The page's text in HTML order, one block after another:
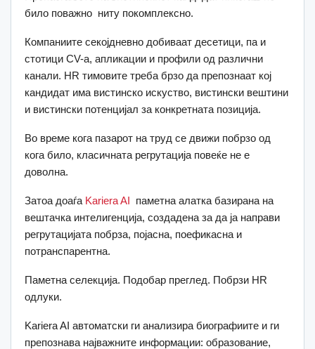
било поважно ниту покомплексно.
Компаниите секојдневно добиваат десетици, па и
стотици CV-а, апликации и профили од различни
канали. HR тимовите треба брзо да препознаат кој
кандидат има вистинско искуство, вистински вештини
и вистински потенцијал за конкретната позиција.
Во време кога пазарот на труд се движи побрзо од
кога било, класичната регрутација повеќе не е
доволна.
Затоа доаѓа Kariera AI паметна алатка базирана на
вештачка интелигенција, создадена за да ја направи
регрутацијата побрза, појасна, поефикасна и
потранспарентна.
Паметна селекција. Подобар преглед. Побрзи HR
одлуки.
Kariera AI автоматски ги анализира биографиите и ги
препознава најважните информации: образование,